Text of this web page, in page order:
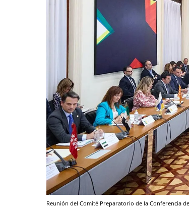
Reunión del Comité Preparatorio de la Conferencia